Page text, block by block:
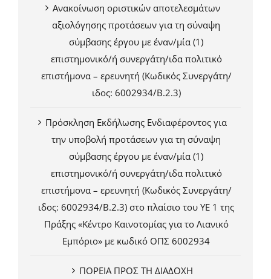
Ανακοίνωση οριστικών αποτελεσμάτων
αξιολόγησης προτάσεων για τη σύναψη
σύμβασης έργου με έναν/μία (1)
επιστημονικό/ή συνεργάτη/ιδα πολιτικό
επιστήμονα – ερευνητή (Κωδικός Συνεργάτη/
ιδος: 6002934/Β.2.3)
Πρόσκληση Εκδήλωσης Ενδιαφέροντος για
την υποβολή προτάσεων για τη σύναψη
σύμβασης έργου με έναν/μία (1)
επιστημονικό/ή συνεργάτη/ιδα πολιτικό
επιστήμονα – ερευνητή (Κωδικός Συνεργάτη/
ιδος: 6002934/Β.2.3) στο πλαίσιο του ΥΕ 1 της
Πράξης «Κέντρο Καινοτομίας για το Λιανικό
Εμπόριο» με κωδικό ΟΠΣ 6002934
ΠΟΡΕΙΑ ΠΡΟΣ ΤΗ ΔΙΑΔΟΧΗ